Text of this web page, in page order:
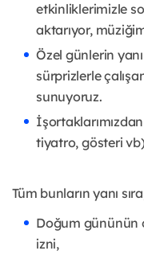
etkinliklerimizle
aktarıyor,
Özel günlerin
sürprizlerle
sunuyoruz.
tiyatro, gösteri
Tüm bunların yanı
Doğum gününün
izni,